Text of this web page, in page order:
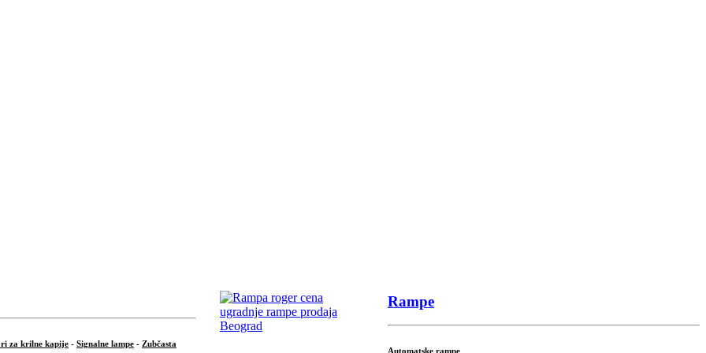
za krilne kapije - Signalne lampe - Zubčasta
Rampe
Automatske rampe